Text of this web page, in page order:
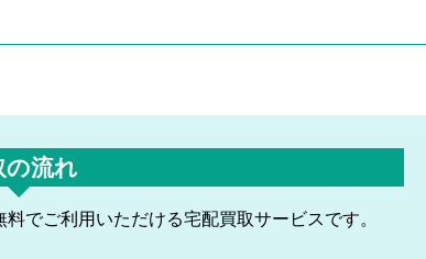
の流れ
でご利用いただける宅配買取サービスです。